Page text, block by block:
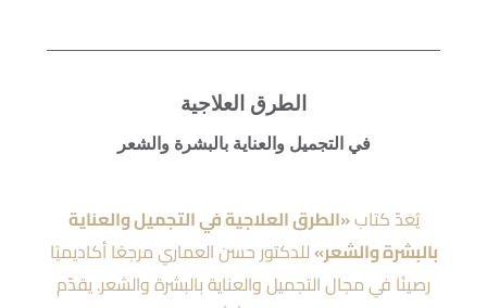
الطرق العلاجية
في التجميل والعناية بالبشرة والشعر
يُعَدّ كتاب«الطرق العلاجية في التجميل والعناية
بالبشرة والشعر»للدكتور حسن العماري مرجعًا أكاديميًا
رصينًا في مجال التجميل والعناية بالبشرة والشعر. يقدّم